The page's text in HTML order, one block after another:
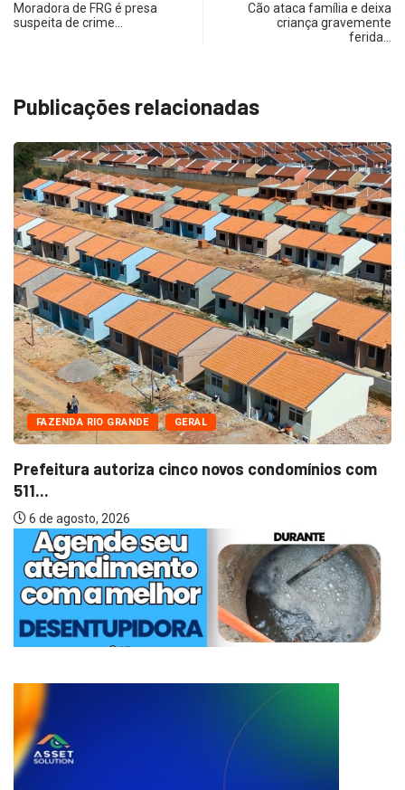
Moradora de FRG é presa
suspeita de crime…
Cão ataca família e deixa
criança gravemente
ferida…
Publicações relacionadas
FAZENDA RIO GRANDE GERAL
Prefeitura autoriza cinco novos condomínios com
511...
6 de agosto, 2026